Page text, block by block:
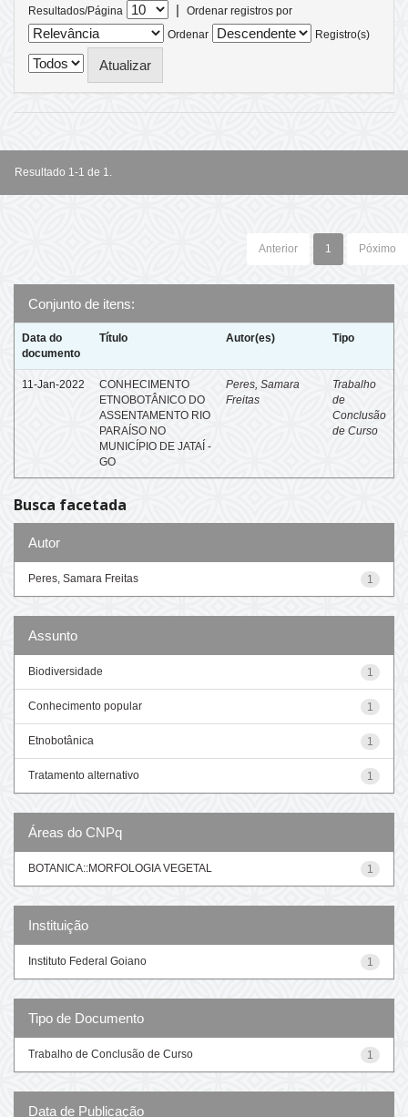
Resultados/Página |
Ordenar registros por
Ordenar
Registro(s)
Resultado 1-1 de 1.
Anterior 1 Póximo
Conjunto de itens:
Data do
documento
Título Autor(es) Tipo
11-Jan-2022
CONHECIMENTO
ETNOBOTÂNICO DO
ASSENTAMENTO RIO
PARAÍSO NO
MUNICÍPIO DE JATAÍ -
GO
Peres, Samara
Freitas
Trabalho
de
Conclusão
de Curso
Busca facetada
Autor
1
Peres, Samara Freitas
Assunto
1
Biodiversidade
1
Conhecimento popular
1
Etnobotânica
1
Tratamento alternativo
Áreas do CNPq
1
BOTANICA::MORFOLOGIA VEGETAL
Instituição
1
Instituto Federal Goiano
Tipo de Documento
1
Trabalho de Conclusão de Curso
Data de Publicação